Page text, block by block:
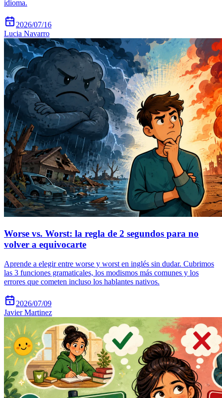
idioma.
2026/07/16
Lucia Navarro
Worse vs. Worst: la regla de 2 segundos para no
volver a equivocarte
Aprende a elegir entre worse y worst en inglés sin dudar. Cubrimos
las 3 funciones gramaticales, los modismos más comunes y los
errores que cometen incluso los hablantes nativos.
2026/07/09
Javier Martinez